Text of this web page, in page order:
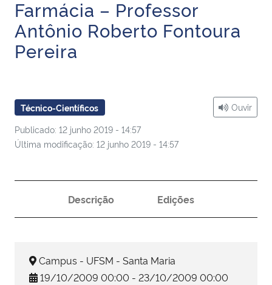
Ministério da Cidadania
Ministério da Ciência, Tecnologia, Inovações e Comunicações
Ministério do Meio Ambiente
Ministério do Desenvolvimento Regional
Ministério da Mulher, da Família e dos Direitos Humanos
Farmácia – Professor
Antônio Roberto Fontoura
Pereira
Técnico-Científicos
Publicado: 12 junho 2019 - 14:57
Última modificação: 12 junho 2019 - 14:57
Ouvir
Descrição Edições
Campus - UFSM - Santa Maria
19/10/2009 00:00 - 23/10/2009 00:00